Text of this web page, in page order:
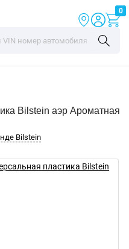
0
Bilstein аэр Ароматная
Bilstein